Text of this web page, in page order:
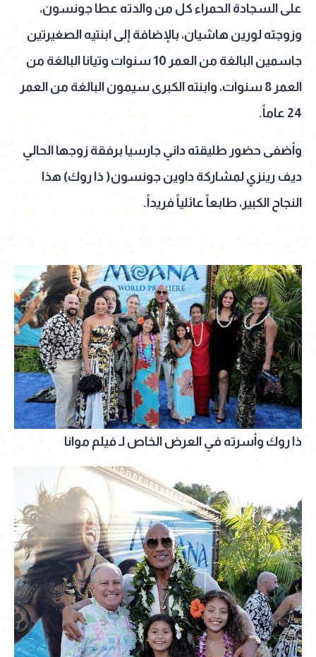
على السجادة الحمراء كل من والدته عطا جونسون،
وزوجته لورين هاشيان، بالإضافة إلى ابنتيه الصغيرتين
جاسمين البالغة من العمر 10 سنوات وتيانا البالغة من
العمر 8 سنوات، وابنته الكبرى سيمون البالغة من العمر
24 عاماً.
وأضفى حضور طليقته داني جارسيا برفقة زوجها الحالي
ديف رينزي لمشاركة داوين جونسون( ذا روك) هذا
النجاح الكبير، طابعاً عائلياً فريداً.
ذا روك وأسرته في العرض الخاص لـ فيلم موانا